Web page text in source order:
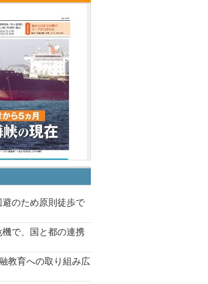
のため原則徒歩で
で、国と都の連携
教育への取り組み広